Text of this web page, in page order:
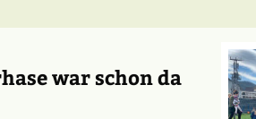
war schon da